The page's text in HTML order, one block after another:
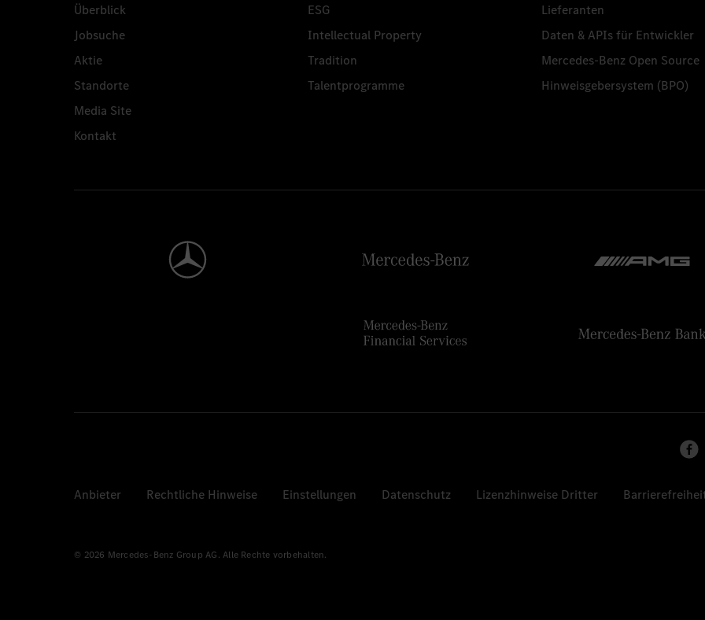
Überblick
Jobsuche
Aktie
Standorte
Media Site
Kontakt
ESG
Intellectual Property
Tradition
Talentprogramme
Lieferanten
Daten & APIs für Entwickler
Mercedes-Benz Open Source
Hinweisgebersystem (BPO)
Anbieter Rechtliche Hinweise Einstellungen Datenschutz Lizenzhinweise Dritter
© 2026 Mercedes-Benz Group AG. Alle Rechte vorbehalten.